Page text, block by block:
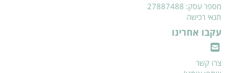
מספר עסק: 27887488
תנאי רכישה
עקבו אחרינו
צרו קשר